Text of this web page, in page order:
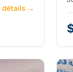
détails →